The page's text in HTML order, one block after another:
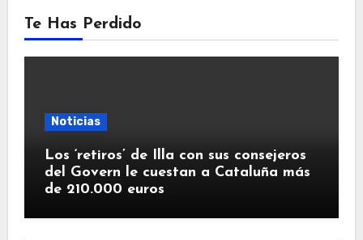
Te Has Perdido
Noticias
Los ‘retiros’ de Illa con sus consejeros
del Govern le cuestan a Cataluña más
de 210.000 euros